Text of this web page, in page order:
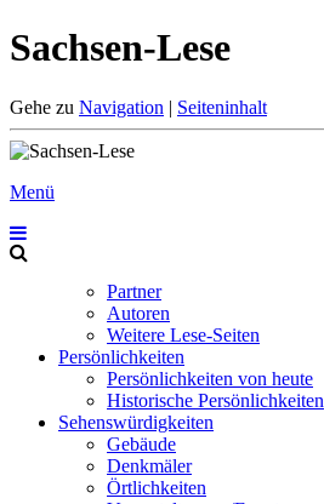
Sachsen-Lese
Gehe zu Navigation | Seiteninhalt
Menü
Partner
Autoren
Weitere Lese-Seiten
Persönlichkeiten
Persönlichkeiten von heute
Historische Persönlichkeiten
Sehenswürdigkeiten
Gebäude
Denkmäler
Örtlichkeiten